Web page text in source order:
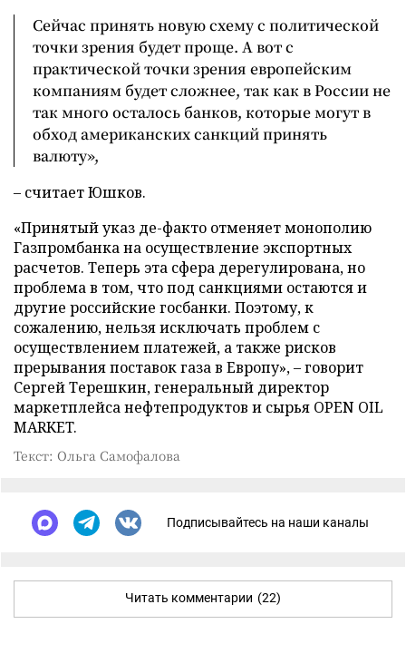
Сейчас принять новую схему с политической
точки зрения будет проще. А вот с
практической точки зрения европейским
компаниям будет сложнее, так как в России не
так много осталось банков, которые могут в
обход американских санкций принять
валюту»,
– считает Юшков.
«Принятый указ де-факто отменяет монополию
Газпромбанка на осуществление экспортных
расчетов. Теперь эта сфера дерегулирована, но
проблема в том, что под санкциями остаются и
другие российские госбанки. Поэтому, к
сожалению, нельзя исключать проблем с
осуществлением платежей, а также рисков
прерывания поставок газа в Европу», – говорит
Сергей Терешкин, генеральный директор
маркетплейса нефтепродуктов и сырья OPEN OIL
MARKET.
Текст: Ольга Самофалова
Подписывайтесь на наши каналы
Читать комментарии (22)